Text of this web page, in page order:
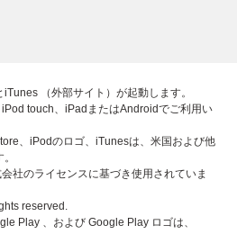
（外部サイト）が起動します。
touch、iPadまたはAndroidでご利用い
、iPodのロゴ、iTunesは、米国および他
社のライセンスに基づき使用されていま
reserved.
Play 、および Google Play ロゴは、